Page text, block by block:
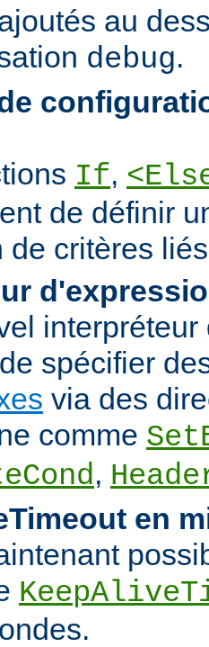
au
debug.
If,
de définir
de critères
spécifier
via des
comme
,
en